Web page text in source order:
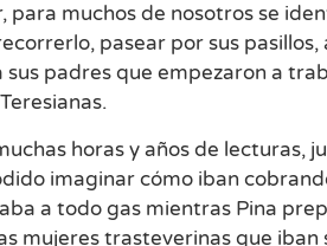
muchos de nosotros se
pasear por sus
padres que empezaron a
horas y años de lecturas,
imaginar cómo iban
a todo gas mientras Pina
mujeres trasteverinas que iban